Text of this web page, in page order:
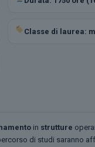
Classe di laurea:
in strutture
di studi saranno